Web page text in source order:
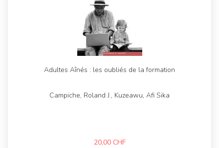
Adultes Aînés : les oubliés de la formation
Campiche, Roland J., Kuzeawu, Afi Sika
20,00 CHF